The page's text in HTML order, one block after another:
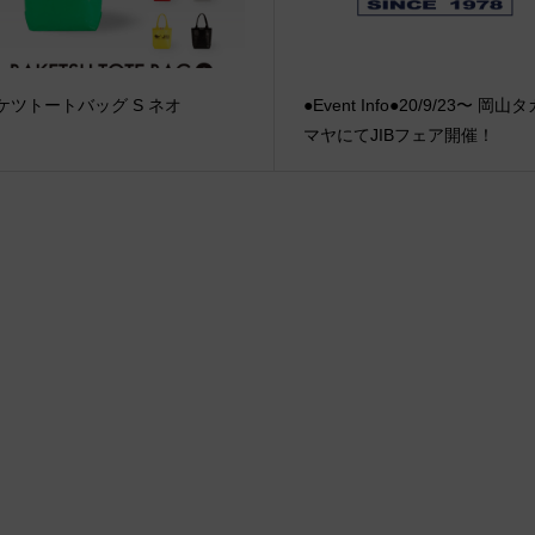
ツトートバッグ S ネオ
●Event Info●20/9/23〜 岡山タ
マヤにてJIBフェア開催！